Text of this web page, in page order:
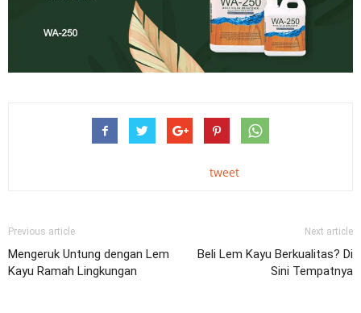
tweet
Previous article
Mengeruk Untung dengan Lem
Kayu Ramah Lingkungan
Next article
Beli Lem Kayu Berkualitas? Di
Sini Tempatnya